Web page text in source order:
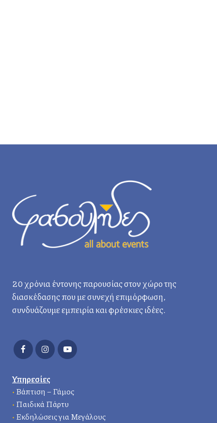
20 χρόνια έντονης παρουσίας στον χώρο της
διασκέδασης που με συνεχή επιμόρφωση,
συνδυάζουμε εμπειρία και φρέσκιες ιδέες.
Υπηρεσίες
• Βάπτιση – Γάμος
• Παιδικά Πάρτυ
• Εκδηλώσεις για Μεγάλους